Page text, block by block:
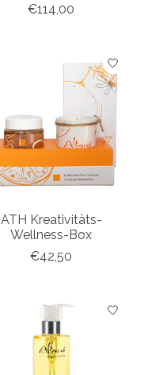
€114,00
ATH Kreativitäts-
Wellness-Box
€42,50